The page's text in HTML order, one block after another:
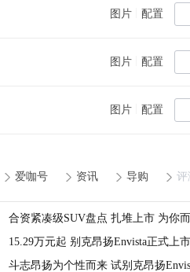
图片 配置
图片 配置
图片 配置
评
导购
资讯
爱咖号
合资紧凑级SUV盘点 扎堆上市 为你
15.29万元起 别克昂扬Envista正式上市
斗志昂扬为个性而来 试别克昂扬